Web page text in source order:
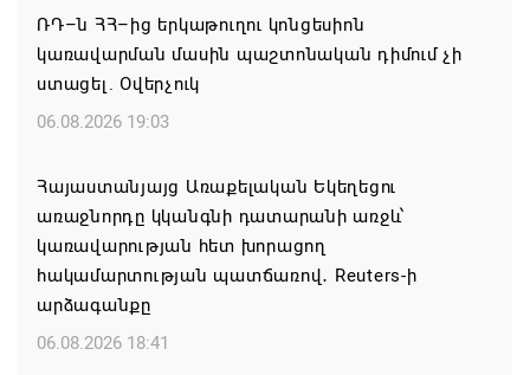
ՌԴ–ն ՀՀ–ից երկաթուղու կոնցեսիոն
կառավարման մասին պաշտոնական դիմում չի
ստացել. Օվերչուկ
06.08.2026 19:03
Հայաստանյայց Առաքելական Եկեղեցու
առաջնորդը կկանգնի դատարանի առջև՝
կառավարության հետ խորացող
հակամարտության պատճառով․ Reuters-ի
արձագանքը
06.08.2026 18:41